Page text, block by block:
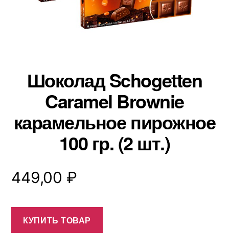
Шоколад Schogetten
Caramel Brownie
карамельное пирожное
100 гр. (2 шт.)
449,00 ₽
КУПИТЬ ТОВАР